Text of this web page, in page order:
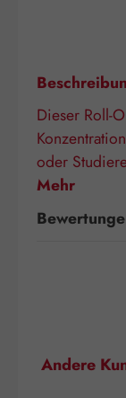
Dieser Roll-
oder
Mehr
Produktgalerie
Andere